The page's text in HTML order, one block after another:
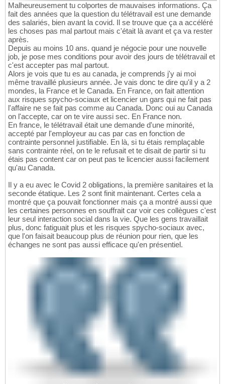
Malheureusement tu colportes de mauvaises informations. Ça
fait des années que la question du télétravail est une demande
des salariés, bien avant la covid. Il se trouve que ça a accéléré
les choses pas mal partout mais c'était là avant et ça va rester
après.
Depuis au moins 10 ans. quand je négocie pour une nouvelle
job, je pose mes conditions pour avoir des jours de télétravail et
c'est accepter pas mal partout.
Alors je vois que tu es au canada, je comprends j'y ai moi
même travaillé plusieurs année. Je vais donc te dire qu'il y a 2
mondes, la France et le Canada. En France, on fait attention
aux risques spycho-sociaux et licencier un gars qui ne fait pas
l'affaire ne se fait pas comme au Canada. Donc oui au Canada
on l'accepte, car on te vire aussi sec. En France non.
En france, le télétravail était une demande d'une minorité,
accepté par l'employeur au cas par cas en fonction de
contrainte personnel justifiable. En là, si tu étais remplaçable
sans contrainte réel, on te le refusait et te disait de partir si tu
étais pas content car on peut pas te licencier aussi facilement
qu'au Canada.
Il y a eu avec le Covid 2 obligations, la première sanitaires et la
seconde étatique. Les 2 sont finit maintenant. Certes cela a
montré que ça pouvait fonctionner mais ça a montré aussi que
les certaines personnes en souffrait car voir ces collègues c'est
leur seul interaction social dans la vie. Que les gens travaillait
plus, donc fatiguait plus et les risques spycho-sociaux avec,
que l'on faisait beaucoup plus de réunion pour rien, que les
échanges ne sont pas aussi efficace qu'en présentiel.